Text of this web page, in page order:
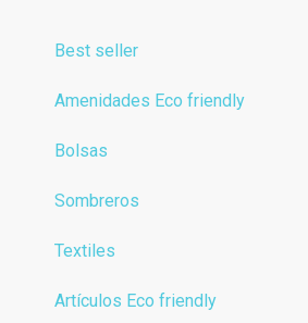
Best seller
Amenidades Eco friendly
Bolsas
Sombreros
Textiles
Artículos Eco friendly